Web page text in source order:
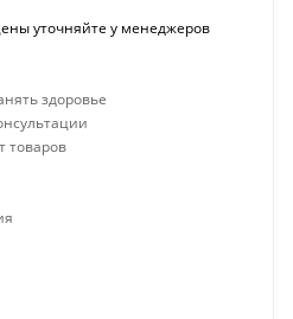
уточняйте у менеджеров
здоровье
товаров